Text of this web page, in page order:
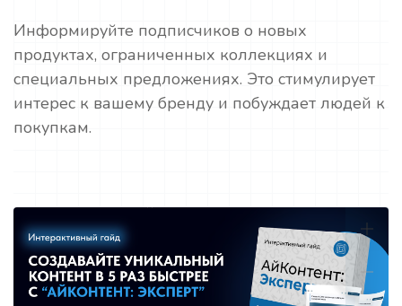
Информируйте подписчиков о новых
продуктах, ограниченных коллекциях и
специальных предложениях. Это стимулирует
интерес к вашему бренду и побуждает людей к
покупкам.